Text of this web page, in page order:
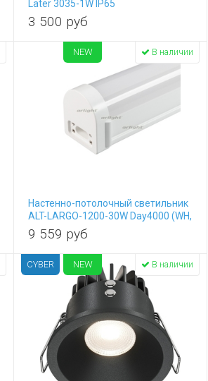
Later 3035-1W IP65
3 500 руб
Настенно-потолочный светильник
ALT-LARGO-1200-30W Day4000 (WH,
120 deg, 230V) (IP65 Пластик)
030991
9 559 руб
NEW В наличии
CYBER NEW В наличии